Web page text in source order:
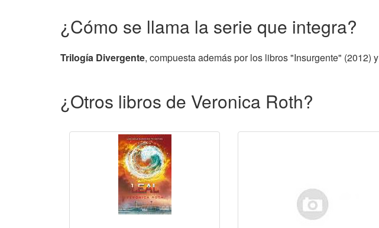
¿Cómo se llama la serie que integra?
Trilogía Divergente, compuesta además por los libros "Insurgente" (2012) y
¿Otros libros de Veronica Roth?